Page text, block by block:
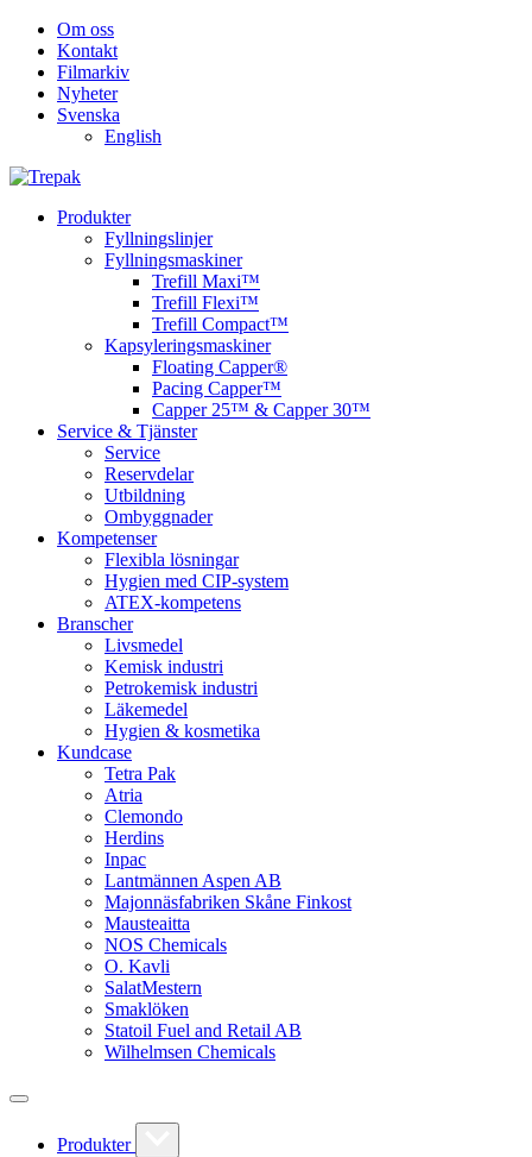
Om oss
Kontakt
Filmarkiv
Nyheter
Svenska
English
Produkter
Fyllningslinjer
Fyllningsmaskiner
Trefill Maxi™
Trefill Flexi™
Trefill Compact™
Kapsyleringsmaskiner
Floating Capper®
Pacing Capper™
Capper 25™ & Capper 30™
Service & Tjänster
Service
Reservdelar
Utbildning
Ombyggnader
Kompetenser
Flexibla lösningar
Hygien med CIP-system
ATEX-kompetens
Branscher
Livsmedel
Kemisk industri
Petrokemisk industri
Läkemedel
Hygien & kosmetika
Kundcase
Tetra Pak
Atria
Clemondo
Herdins
Inpac
Lantmännen Aspen AB
Majonnäsfabriken Skåne Finkost
Mausteaitta
NOS Chemicals
O. Kavli
SalatMestern
Smaklöken
Statoil Fuel and Retail AB
Wilhelmsen Chemicals
Produkter